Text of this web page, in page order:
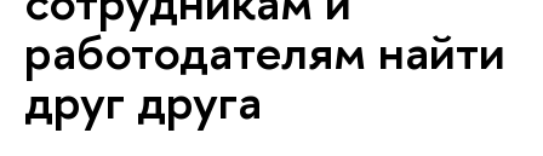
работодателям найти
друг друга